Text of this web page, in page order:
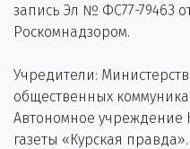
запись Эл № ФС77-79463
Роскомнадзором.
Учредители:
общественных
Автономное учреждение
газеты «Курская правда».